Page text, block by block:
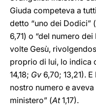
Giuda competeva a
detto “uno dei Dodici” (
6,71) o “del numero dei
volte Gesù,
proprio di lui, lo indica
14,18; Gv 6,70; 13,21).
nostro numero e
ministero” (At1,17).